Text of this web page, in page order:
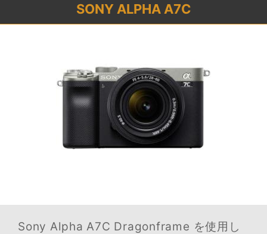
SONY ALPHA A7C
Sony Alpha A7C Dragonframe を使用し